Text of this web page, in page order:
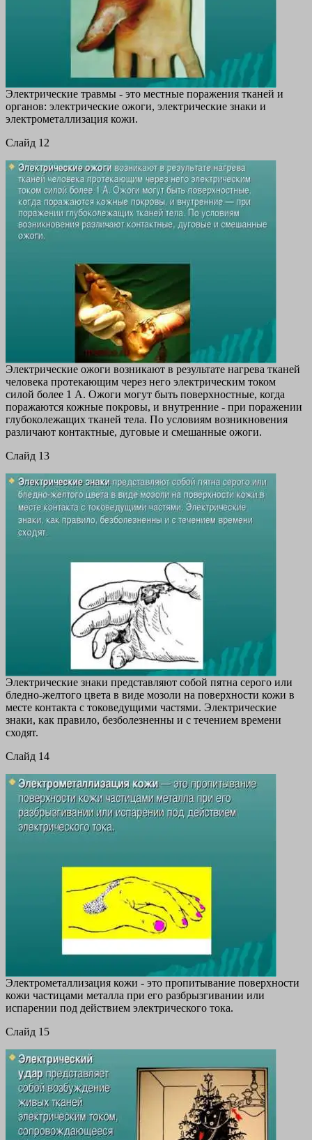
Электрические травмы - это местные поражения тканей и
органов: электрические ожоги, электрические знаки и
электрометаллизация кожи.
Cлайд 12
Электрические ожоги возникают в результате нагрева тканей
человека протекающим через него электрическим током
силой более 1 А. Ожоги могут быть поверхностные, когда
поражаются кожные покровы, и внутренние - при поражении
глубоколежащих тканей тела. По условиям возникновения
различают контактные, дуговые и смешанные ожоги.
Cлайд 13
Электрические знаки представляют собой пятна серого или
бледно-желтого цвета в виде мозоли на поверхности кожи в
месте контакта с токоведущими частями. Электрические
знаки, как правило, безболезненны и с течением времени
сходят.
Cлайд 14
Электрометаллизация кожи - это пропитывание поверхности
кожи частицами металла при его разбрызгивании или
испарении под действием электрического тока.
Cлайд 15